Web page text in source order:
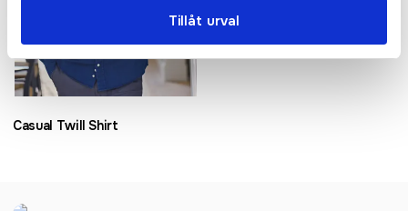
Tillåt urval
Casual Twill Shirt